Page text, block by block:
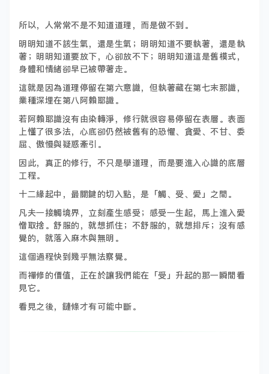
所以，人常常不是不知道道理，而是做不到。
明明知道不該生氣，還是生氣；明明知道不要執著，還是執
著；明明知道要放下，心卻放不下；明明知道這是舊模式，
身體和情緒卻早已被帶著走。
這就是因為道理停留在第六意識，但執著藏在第七末那識，
業種深埋在第八阿賴耶識。
若阿賴耶識沒有由染轉淨，修行就很容易停留在表層。表面
上懂了很多法，心底卻仍然被舊有的恐懼、貪愛、不甘、委
屈、傲慢與疑惑牽引。
因此，真正的修行，不只是學道理，而是要進入心識的底層
工程。
十二緣起中，最關鍵的切入點，是「觸、受、愛」之間。
凡夫一接觸境界，立刻產生感受；感受一生起，馬上進入愛
憎取捨。舒服的，就想抓住；不舒服的，就想排斥；沒有感
覺的，就落入麻木與無明。
這個過程快到幾乎無法察覺。
而禪修的價值，正在於讓我們能在「受」升起的那一瞬間看
見它。
看見之後，鏈條才有可能中斷。